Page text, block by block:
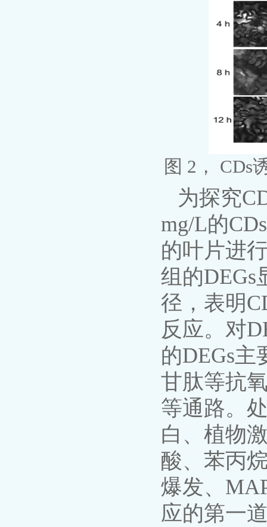
图 2， CDs
为探究
mg/L的
的叶片进
组的DEGs
径，表明
反应。对
的DEGs
甘肽等抗
等通路。
白、植物
酸、苯丙
爆发、
应的第一